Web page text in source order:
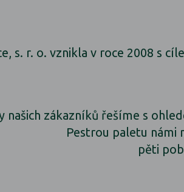
s. r. o. vznikla v roce 2008 s
našich zákazníků řešíme s
Pestrou paletu námi
pěti